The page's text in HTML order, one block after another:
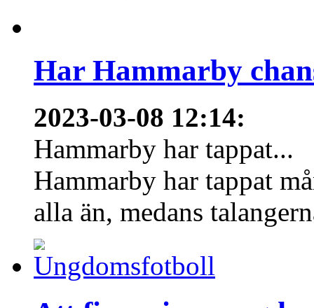
Har Hammarby
2023-03-08 12:14:
Hammarby har tappat...
Hammarby har tappat
alla än, medans